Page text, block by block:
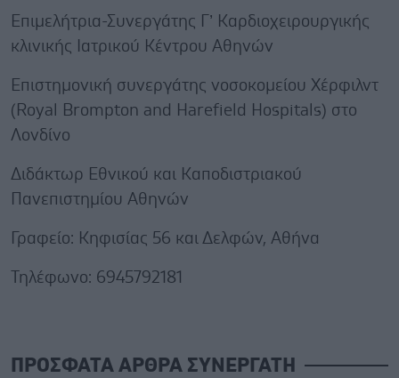
Επιμελήτρια-Συνεργάτης Γ’ Καρδιοχειρουργικής
κλινικής Ιατρικού Κέντρου Αθηνών
Επιστημονική συνεργάτης νοσοκομείου Χέρφιλντ
(Royal Brompton and Harefield Hospitals) στο
Λονδίνο
Διδάκτωρ Εθνικού και Καποδιστριακού
Πανεπιστημίου Αθηνών
Γραφείο: Κηφισίας 56 και Δελφών, Αθήνα
Τηλέφωνο: 6945792181
ΠΡΟΣΦΑΤΑ ΑΡΘΡΑ ΣΥΝΕΡΓΑΤΗ